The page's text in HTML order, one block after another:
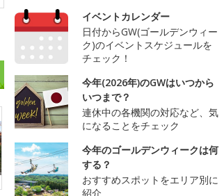
イベントカレンダー
日付からGW(ゴールデンウィー
ク)のイベントスケジュールを
チェック！
今年(2026年)のGWはいつから
いつまで？
連休中の各機関の対応など、気
になることをチェック
今年のゴールデンウィークは何
する？
おすすめスポットをエリア別に
紹介